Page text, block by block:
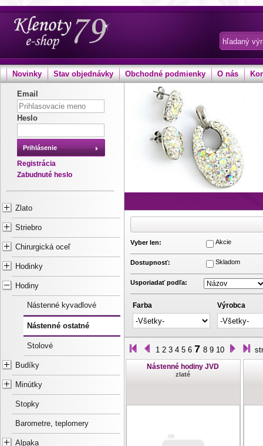
Novinky Stav objednávky Obchodné podmienky O nás
Email
Heslo
Prihlásenie
Registrácia
Zabudnuté heslo
Zlato
Striebro
Chirurgická oceľ
Hodinky
Hodiny
Nástenné kyvadlové
Nástenné ostatné
Stolové
Budíky
Minútky
Stopky
Barometre, teplomery
Alpaka
Vyber len: Akcie
Dostupnosť: Skladom
Usporiadať podľa:
Farba Výrobca
1 2 3 4 5 6 7 8 9 10
Nástenné hodiny JVD
zlaté